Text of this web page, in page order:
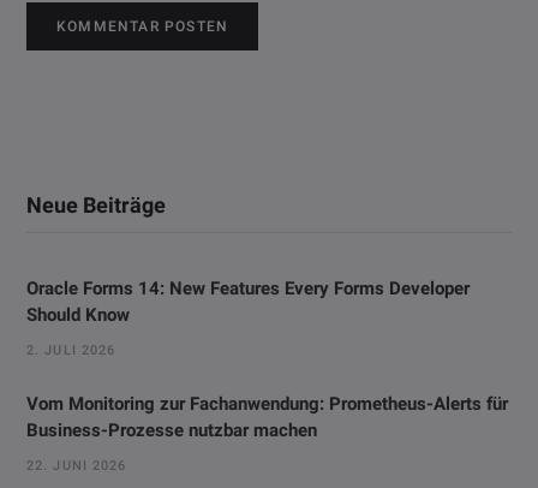
Neue Beiträge
Oracle Forms 14: New Features Every Forms Developer
Should Know
2. JULI 2026
Vom Monitoring zur Fachanwendung: Prometheus-Alerts für
Business-Prozesse nutzbar machen
22. JUNI 2026